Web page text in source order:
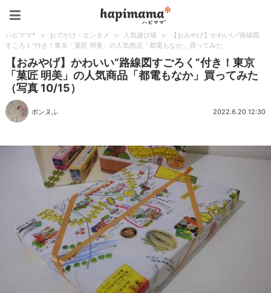
ハピママ* > おでかけ・エンタメ > 人気遊び場 >
【おみやげ】かわいい“路線図
すごろく”付き！東京「菓匠 明美」の人気商品「都電もなか」買ってみた
【おみやげ】かわいい“路線図すごろく”付き！東京
「菓匠 明美」の人気商品「都電もなか」買ってみた
（写真 10/15）
ポンヌふ 2022.6.20 12:30